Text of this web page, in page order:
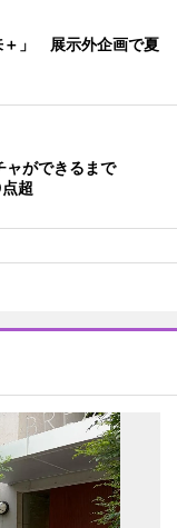
＋」 展示外企画で夏
ャができるまで
超